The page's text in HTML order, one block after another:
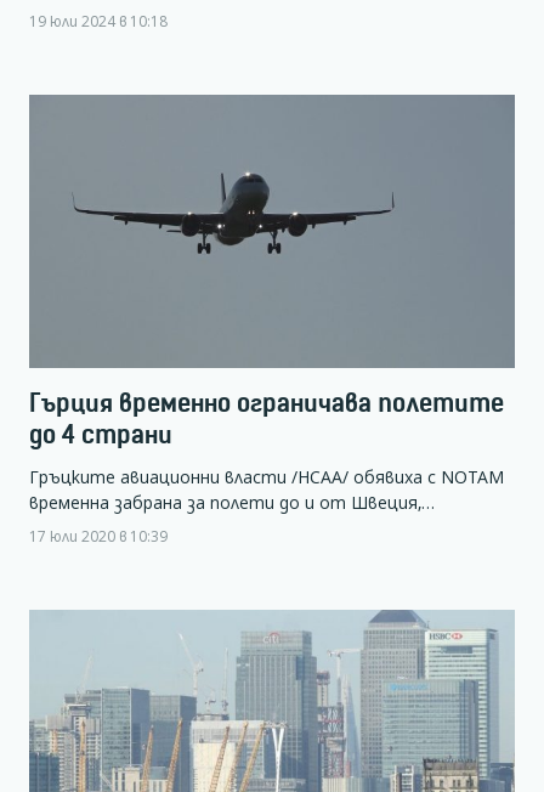
19 юли 2024 в 10:18
Гърция временно ограничава полетите
до 4 страни
Гръцките авиационни власти /HCAA/ обявиха с NOTAM
временна забрана за полети до и от Швеция,…
17 юли 2020 в 10:39